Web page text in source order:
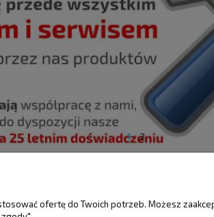
1 2
GWARANCJA I
ofertę do Twoich potrzeb. Możesz